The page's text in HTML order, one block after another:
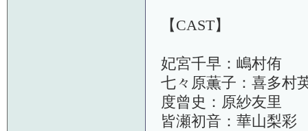
【CAST】
妃宮千早：嶋村侑
七々原薫子：喜多村
度曾史：原紗友里
皆瀬初音：華山梨彩